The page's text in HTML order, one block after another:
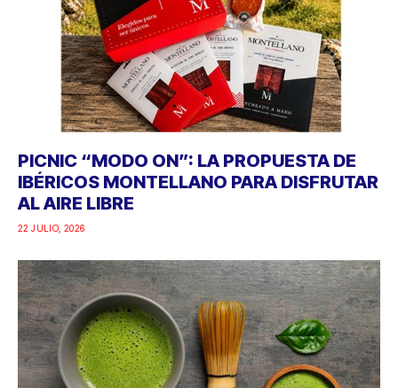
PICNIC “MODO ON”: LA PROPUESTA DE
IBÉRICOS MONTELLANO PARA DISFRUTAR
AL AIRE LIBRE
22 JULIO, 2026